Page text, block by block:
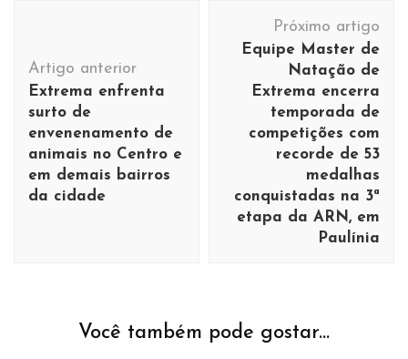
post
Artigo anterior
Extrema enfrenta
surto de
envenenamento de
animais no Centro e
em demais bairros
da cidade
Próximo artigo
Equipe Master de
Natação de
Extrema encerra
temporada de
competições com
recorde de 53
medalhas
conquistadas na 3ª
etapa da ARN, em
Paulínia
Você também pode gostar...